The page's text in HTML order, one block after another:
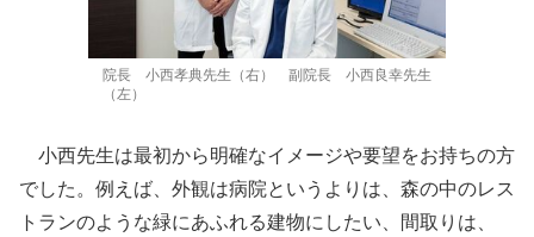
院長 小西孝典先生（右） 副院長 小西良幸先生
（左）
小西先生は最初から明確なイメージや要望をお持ちの方
でした。例えば、外観は病院というよりは、森の中のレス
トランのような緑にあふれる建物にしたい、間取りは、